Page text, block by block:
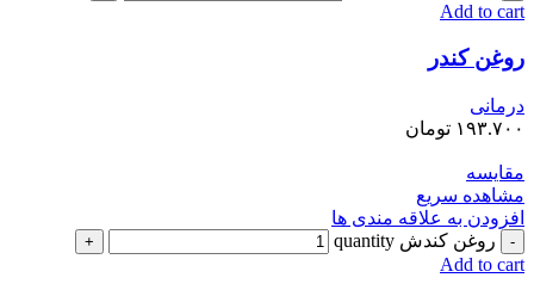
Add to cart
روغن کندر
درمانی
۱۹۳.۷۰۰ تومان
مقایسه
مشاهده سریع
افزودن به علاقه مندی ها
روغن کندش quantity
Add to cart